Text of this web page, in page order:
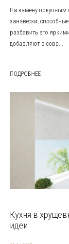
На замену покупным
занавески,
разбавить его
добавляют в совр...
ПОДРОБНЕЕ
Кухня в
идеи